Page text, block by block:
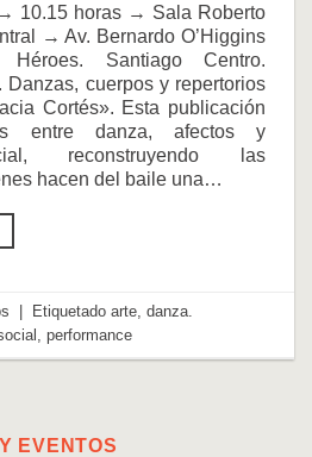
EVENTOS
10.15 horas → Sala Roberto
→ Av. Bernardo O’Higgins
Santiago Centro.
Danzas, cuerpos y repertorios
Cortés». Esta publicación
entre danza, afectos y
reconstruyendo las
hacen del baile una…
Etiquetadoarte,danza.
,performance